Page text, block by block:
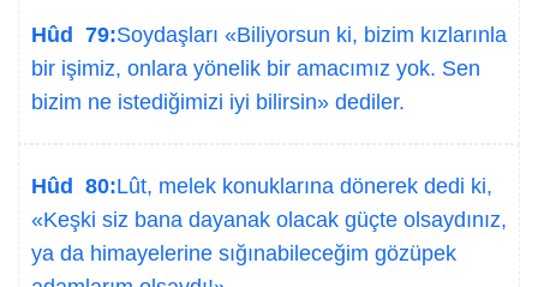
Hûd 79:Soydaşları «Biliyorsun ki, bizim kızlarınla
bir işimiz, onlara yönelik bir amacımız yok. Sen
bizim ne istediğimizi iyi bilirsin» dediler.
Hûd 80:Lût, melek konuklarına dönerek dedi ki,
«Keşki siz bana dayanak olacak güçte olsaydınız,
ya da himayelerine sığınabileceğim gözüpek